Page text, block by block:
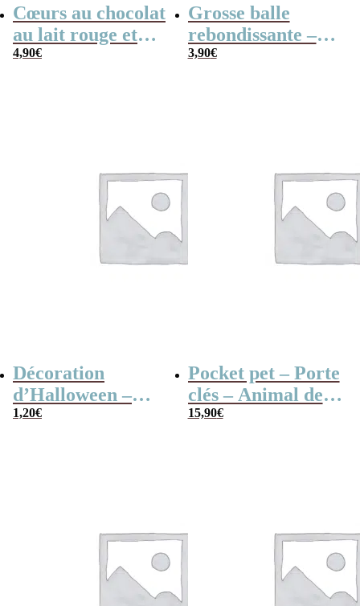
Cœurs au chocolat
au lait rouge et
blanc x4 “La
4,90€
Grosse balle
rebondissante –
Etoiles
3,90€
Décoration
d’Halloween –
Chapeau de
1,20€
Pocket pet – Porte
clés – Animal de
compagnie
15,90€